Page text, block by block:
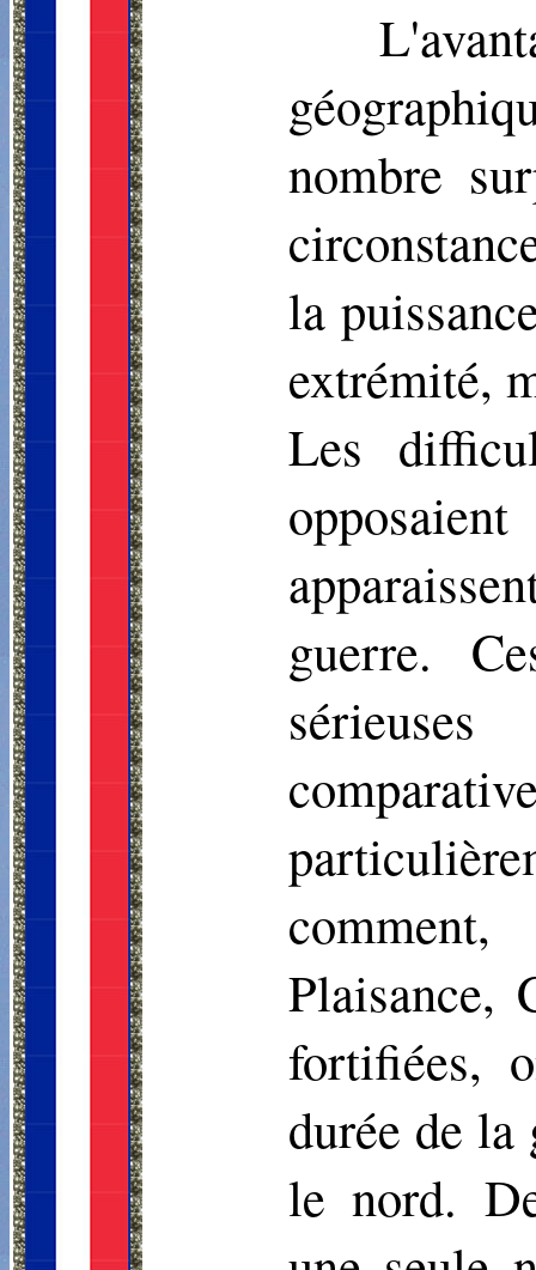
nombre
la
extrémité,
Les
guerre.
Plaisance,
fortifiées,
durée de
le nord.